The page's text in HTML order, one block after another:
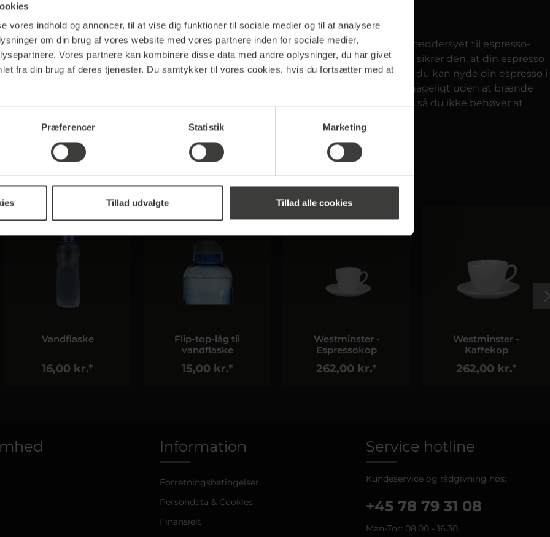
vores indhold og annoncer, til at vise dig funktioner til sociale medier og til at analysere
om din brug af vores website med vores partnere inden for sociale medier,
Vores partnere kan kombinere disse data med andre oplysninger, du har givet
fra din brug af deres tjenester. Du samtykker til vores cookies, hvis du fortsætter med at
Præferencer Statistik Marketing
Tillad udvalgte Tillad alle cookies
glas"
espressoglas Coffee Perfect. Disse elegante og funktionelle glas er perfekt skræddersyet til espresso-
Den dobbeltvæggede konstruktion af disse glas har flere fordele. For det første sikrer den, at din espresso
væggene holder varmen inde i glasset og forhindrer, at det hurtigt afkøles. Så du kan nyde din espresso i
giver den dobbeltvæggede konstruktion dig mulighed for at holde glasset behageligt uden at brænde
varme overflader. Det robuste glas er også brudsikkert og tåler opvaskemaskine, så du ikke behøver at
Vandflaske
16,00 kr.*
Flip-top-låg til
vandflaske
15,00 kr.*
Westminster -
Espressokop
262,00 kr.*
Westminster -
Kaffekop
262,00 kr.*
Service hotline
Kundeservice og rådgivning hos:
+45 78 79 31 08
Man-Tor: 08.00 - 16.30
Information
Forretningsbetingelser
Persondata & Cookies
Finansielt